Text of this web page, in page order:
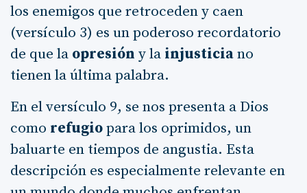
los enemigos que retroceden y caen
(versículo 3) es un poderoso recordatorio
de que la opresión y la injusticiano
tienen la última palabra.
En el versículo 9, se nos presenta a Dios
como refugiopara los oprimidos, un
baluarte en tiempos de angustia. Esta
descripción es especialmente relevante en